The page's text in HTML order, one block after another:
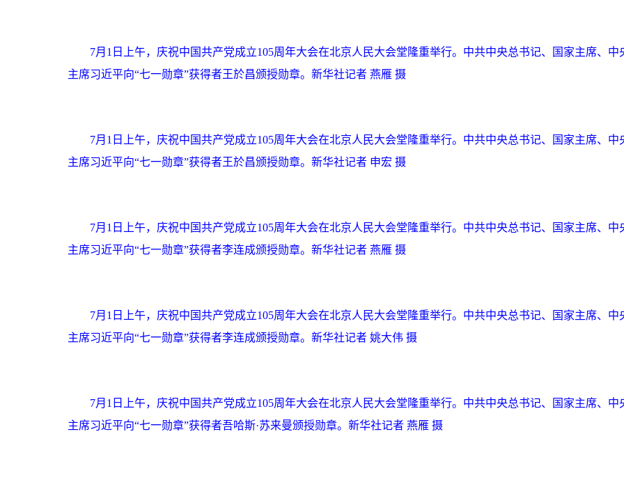
7月1日上午，庆祝中国共产党成立105周年大会在北京人民大会堂隆重举行。中共中央总书记、国家主席、中
主席习近平向“七一勋章”获得者王於昌颁授勋章。新华社记者 燕雁 摄
7月1日上午，庆祝中国共产党成立105周年大会在北京人民大会堂隆重举行。中共中央总书记、国家主席、中
主席习近平向“七一勋章”获得者王於昌颁授勋章。新华社记者 申宏 摄
7月1日上午，庆祝中国共产党成立105周年大会在北京人民大会堂隆重举行。中共中央总书记、国家主席、中
主席习近平向“七一勋章”获得者李连成颁授勋章。新华社记者 燕雁 摄
7月1日上午，庆祝中国共产党成立105周年大会在北京人民大会堂隆重举行。中共中央总书记、国家主席、中
主席习近平向“七一勋章”获得者李连成颁授勋章。新华社记者 姚大伟 摄
7月1日上午，庆祝中国共产党成立105周年大会在北京人民大会堂隆重举行。中共中央总书记、国家主席、中
主席习近平向“七一勋章”获得者吾哈斯·苏来曼颁授勋章。新华社记者 燕雁 摄